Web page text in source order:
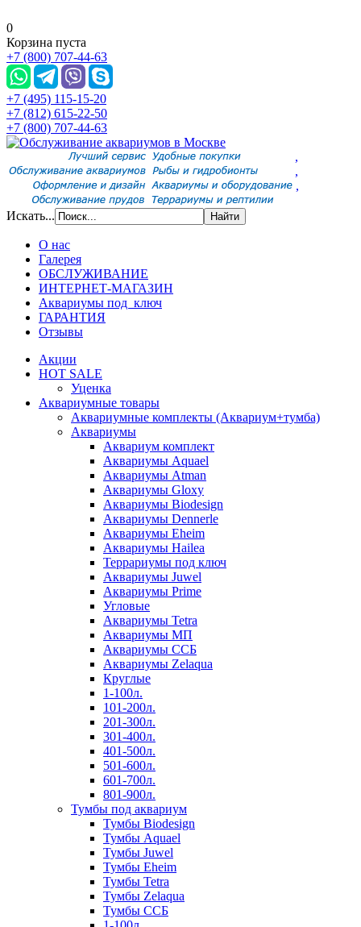
0
Корзина пуста
+7 (800) 707-44-63
+7 (495) 115-15-20
+7 (812) 615-22-50
+7 (800) 707-44-63
,
,
,
Искать...
О нас
Галерея
ОБСЛУЖИВАНИЕ
ИНТЕРНЕТ-МАГАЗИН
Аквариумы под ключ
ГАРАНТИЯ
Отзывы
Акции
HOT SALE
Уценка
Аквариумные товары
Аквариумные комплекты (Аквариум+тумба)
Аквариумы
Аквариум комплект
Аквариумы Aquael
Аквариумы Atman
Аквариумы Gloxy
Аквариумы Biodesign
Аквариумы Dennerle
Аквариумы Eheim
Аквариумы Hailea
Террариумы под ключ
Аквариумы Juwel
Аквариумы Prime
Угловые
Аквариумы Tetra
Аквариумы МП
Аквариумы ССБ
Аквариумы Zelaqua
Круглые
1-100л.
101-200л.
201-300л.
301-400л.
401-500л.
501-600л.
601-700л.
801-900л.
Тумбы под аквариум
Тумбы Biodesign
Тумбы Aquael
Тумбы Juwel
Тумбы Eheim
Тумбы Tetra
Тумбы Zelaqua
Тумбы ССБ